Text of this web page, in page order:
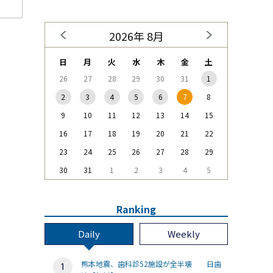
2026年 8月
日 月 火 水 木 金 土
26 27 28 29 30 31
1
2
3 4 5 6 7
8
9
10 11 12 13 14
15
16
17 18 19 20 21
22
23
24 25 26 27 28
29
30
31 1 2 3 4 5
Ranking
Daily Weekly
熊本地震、歯科診52施設が全半壊 日歯